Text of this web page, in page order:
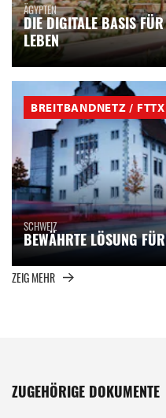
ÄGYPTEN
DIE DIGITALE BASIS
LEBEN
BREITBANDNETZ / FTTX
SCHWEIZ
BEWÄHRTE LÖSUNG
ZEIG MEHR
ZUGEHÖRIGE DOKUMENTE